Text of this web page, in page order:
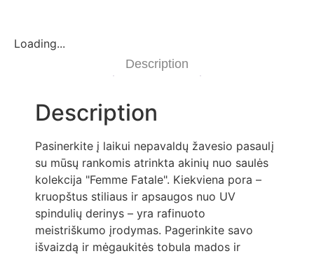
Loading...
Description
Description
Pasinerkite į laikui nepavaldų žavesio pasaulį
su mūsų rankomis atrinkta akinių nuo saulės
kolekcija "Femme Fatale". Kiekviena pora –
kruopštus stiliaus ir apsaugos nuo UV
spindulių derinys – yra rafinuoto
meistriškumo įrodymas. Pagerinkite savo
išvaizdą ir mėgaukitės tobula mados ir